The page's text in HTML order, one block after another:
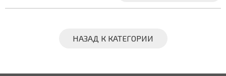
НАЗАД К КАТЕГОРИИ